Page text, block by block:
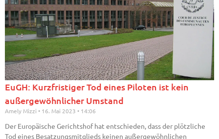
EuGH: Kurzfristiger Tod eines Piloten ist kein
außergewöhnlicher Umstand
Amely Mizzi 16. Mai 2023 14:06
Der Europäische Gerichtshof hat entschieden, dass der plötzliche
Tod eines Besatzungsmitglieds keinen außergewöhnlichen